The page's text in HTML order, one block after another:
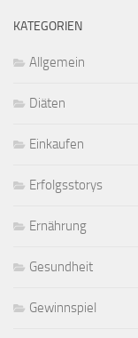
KATEGORIEN
Allgemein
Diäten
Einkaufen
Erfolgsstorys
Ernährung
Gesundheit
Gewinnspiel